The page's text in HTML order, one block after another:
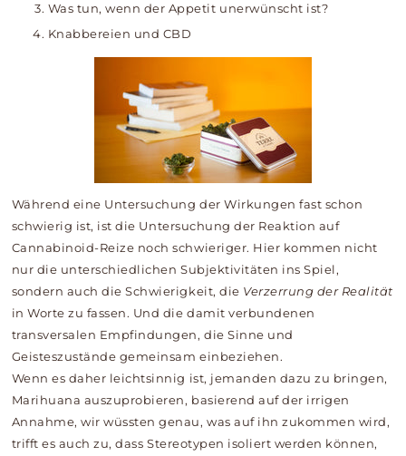
Was tun, wenn der Appetit unerwünscht ist?
Knabbereien und CBD
Während eine Untersuchung der Wirkungen fast schon
schwierig ist, ist die Untersuchung der Reaktion auf
Cannabinoid-Reize noch schwieriger. Hier kommen nicht
nur die unterschiedlichen Subjektivitäten ins Spiel,
sondern auch die Schwierigkeit, die Verzerrung der Realität
in Worte zu fassen. Und die damit verbundenen
transversalen Empfindungen, die Sinne und
Geisteszustände gemeinsam einbeziehen.
Wenn es daher leichtsinnig ist, jemanden dazu zu bringen,
Marihuana auszuprobieren, basierend auf der irrigen
Annahme, wir wüssten genau, was auf ihn zukommen wird,
trifft es auch zu, dass Stereotypen isoliert werden können,